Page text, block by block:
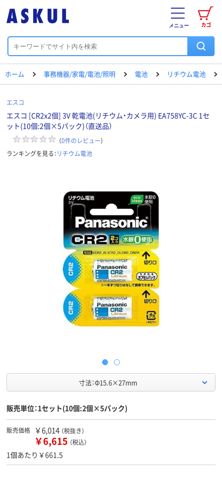
カゴ
メニュー
ホーム 事務機器/家電/電池/照明 電池 リチウム電池
エスコ
エスコ [CR2x2個] 3V 乾電池(リチウム・カメラ用) EA758YC-3C 1セ
ット(10個:2個×5パック)（直送品）
（0件のレビュー）
ランキングを見る：リチウム電池
寸法：Φ15.6×27mm
販売単位：1セット(10個:2個×5パック)
販売価格 ￥6,014 （税抜き）
￥6,615 （税込）
1個あたり￥661.5